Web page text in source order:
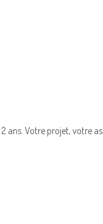
ans. Votre projet, votre